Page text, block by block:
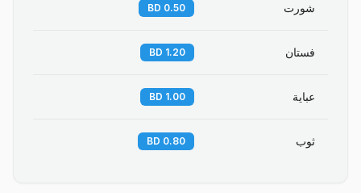
شورت 0.50 BD
فستان 1.20 BD
عباية 1.00 BD
ثوب 0.80 BD